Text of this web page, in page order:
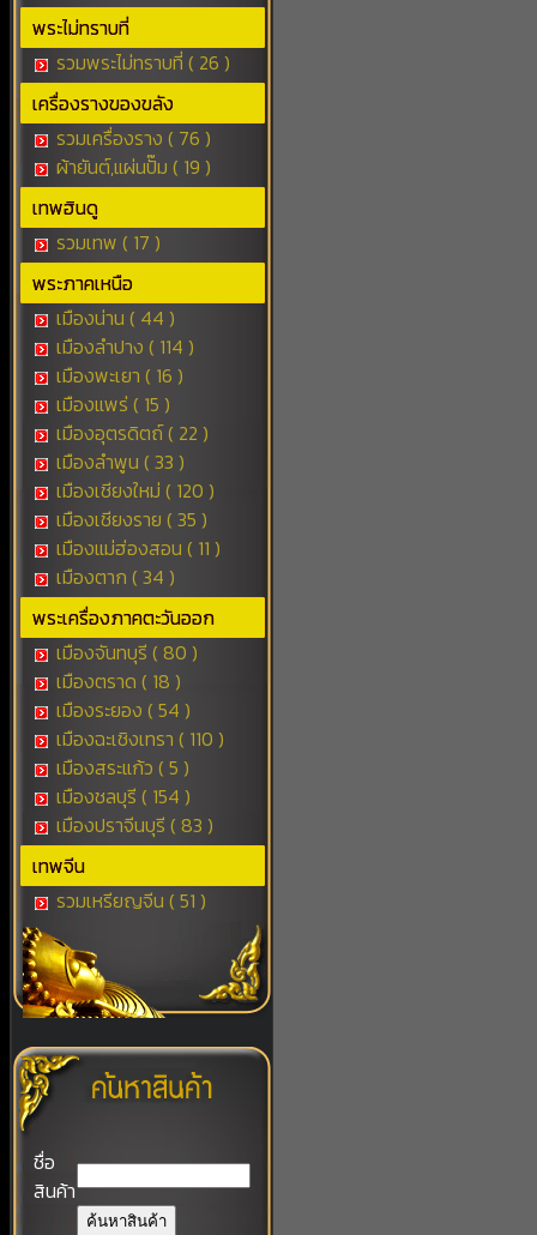
พระไม่ทราบที่
รวมพระไม่ทราบที่ ( 26 )
เครื่องรางของขลัง
รวมเครื่องราง ( 76 )
ผ้ายันต์,แผ่นปั๊ม ( 19 )
เทพฮินดู
รวมเทพ ( 17 )
พระภาคเหนือ
เมืองน่าน ( 44 )
เมืองลำปาง ( 114 )
เมืองพะเยา ( 16 )
เมืองแพร่ ( 15 )
เมืองอุตรดิตถ์ ( 22 )
เมืองลำพูน ( 33 )
เมืองเชียงใหม่ ( 120 )
เมืองเชียงราย ( 35 )
เมืองแม่ฮ่องสอน ( 11 )
เมืองตาก ( 34 )
พระเครื่องภาคตะวันออก
เมืองจันทบุรี ( 80 )
เมืองตราด ( 18 )
เมืองระยอง ( 54 )
เมืองฉะเชิงเทรา ( 110 )
เมืองสระแก้ว ( 5 )
เมืองชลบุรี ( 154 )
เมืองปราจีนบุรี ( 83 )
เทพจีน
รวมเหรียญจีน ( 51 )
ชื่อ
สินค้า